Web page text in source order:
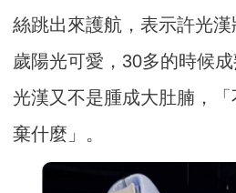
絲跳出來護航，表示許光
歲陽光可愛，30多的時候
光漢又不是腫成大肚腩，
棄什麼」。